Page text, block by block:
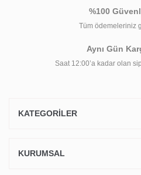
%100
Tüm ödemeleriniz
Aynı Gün
Saat 12:00’a kadar olan
KATEGORİLER
KURUMSAL